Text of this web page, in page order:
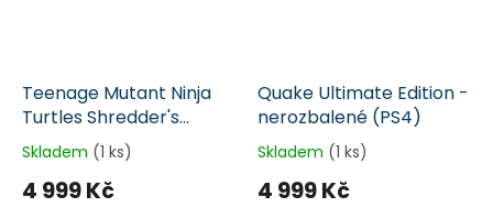
Teenage Mutant Ninja
Turtles Shredder's
Revenge Radical Edition
- nerozbalené (PS4)
Skladem (1 ks)
4 999 Kč
Quake Ultimate Edition -
nerozbalené (PS4)
Skladem (1 ks)
4 999 Kč